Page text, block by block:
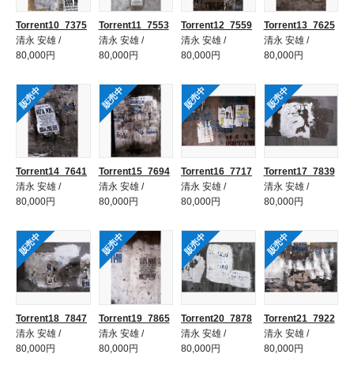
Torrent10_7375
清永 安雄 /
80,000円
Torrent11_7553
清永 安雄 /
80,000円
Torrent12_7559
清永 安雄 /
80,000円
Torrent13_7625
清永 安雄 /
80,000円
販売中
Torrent14_7641
清永 安雄 /
80,000円
販売中
Torrent15_7694
清永 安雄 /
80,000円
販売中
Torrent16_7717
清永 安雄 /
80,000円
販売中
Torrent17_7839
清永 安雄 /
80,000円
販売中
Torrent18_7847
清永 安雄 /
80,000円
販売中
Torrent19_7865
清永 安雄 /
80,000円
販売中
Torrent20_7878
清永 安雄 /
80,000円
販売中
Torrent21_7922
清永 安雄 /
80,000円